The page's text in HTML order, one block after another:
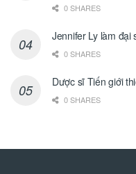
0 SHARES
Jennifer Ly làm đại
0 SHARES
Dược sĩ Tiến giới
0 SHARES